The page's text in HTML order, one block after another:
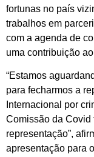
fortunas no país
trabalhos em
com a agenda de
uma contribuição
“Estamos
para fecharmos a
Internacional por
Comissão da Covid
representação”,
apresentação para